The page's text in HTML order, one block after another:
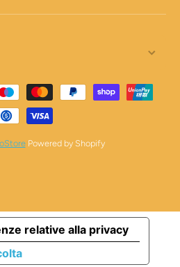
Metodi di pagamento
Powered by Shopify
relative alla privacy